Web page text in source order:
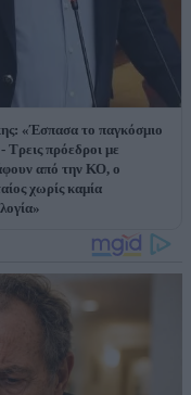
«Έσπασα το παγκόσμιο
Τρεις πρόεδροι με
από την ΚΟ, ο
χωρίς καμία